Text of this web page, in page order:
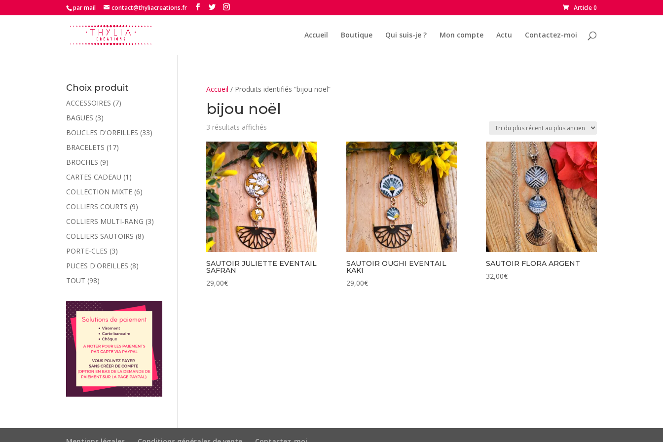
par mail contact@thyliacreations.fr Article 0
Accueil Boutique Qui suis-je ? Mon compte Actu Contactez-moi
Accueil / Produits identifiés “bijou noël”
bijou noël
3 résultats affichésTrié
plus
récent
au
plus
ancien
SAUTOIR JULIETTE EVENTAIL
SAFRAN
29,00€
SAUTOIR OUGHI EVENTAIL
KAKI
29,00€
SAUTOIR FLORA ARGENT
32,00€
Choix produit
ACCESSOIRES (7)
BAGUES (3)
BOUCLES D'OREILLES (33)
BRACELETS (17)
BROCHES (9)
CARTES CADEAU (1)
COLLECTION MIXTE (6)
COLLIERS COURTS (9)
COLLIERS MULTI-RANG (3)
COLLIERS SAUTOIRS (8)
PORTE-CLES (3)
PUCES D'OREILLES (8)
TOUT (98)